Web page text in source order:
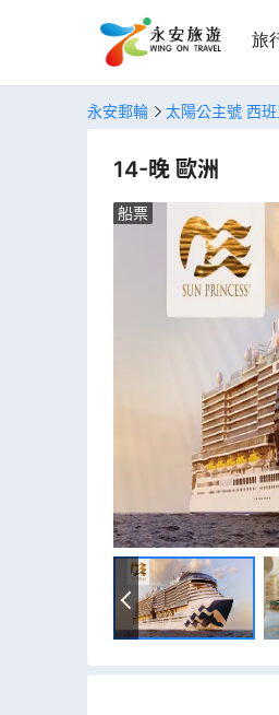
旅
永安郵輪 太陽公主號 西
14-晚 歐洲
船票